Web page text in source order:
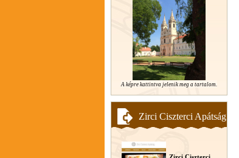
A képre kattintva jelenik meg a tartalom.
Zirci Ciszterci Apátság